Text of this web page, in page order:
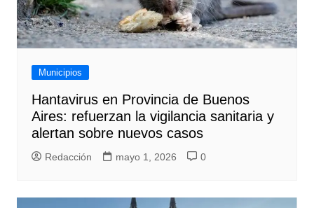
Municipios
Hantavirus en Provincia de Buenos
Aires: refuerzan la vigilancia sanitaria y
alertan sobre nuevos casos
Redacción mayo 1, 2026 0